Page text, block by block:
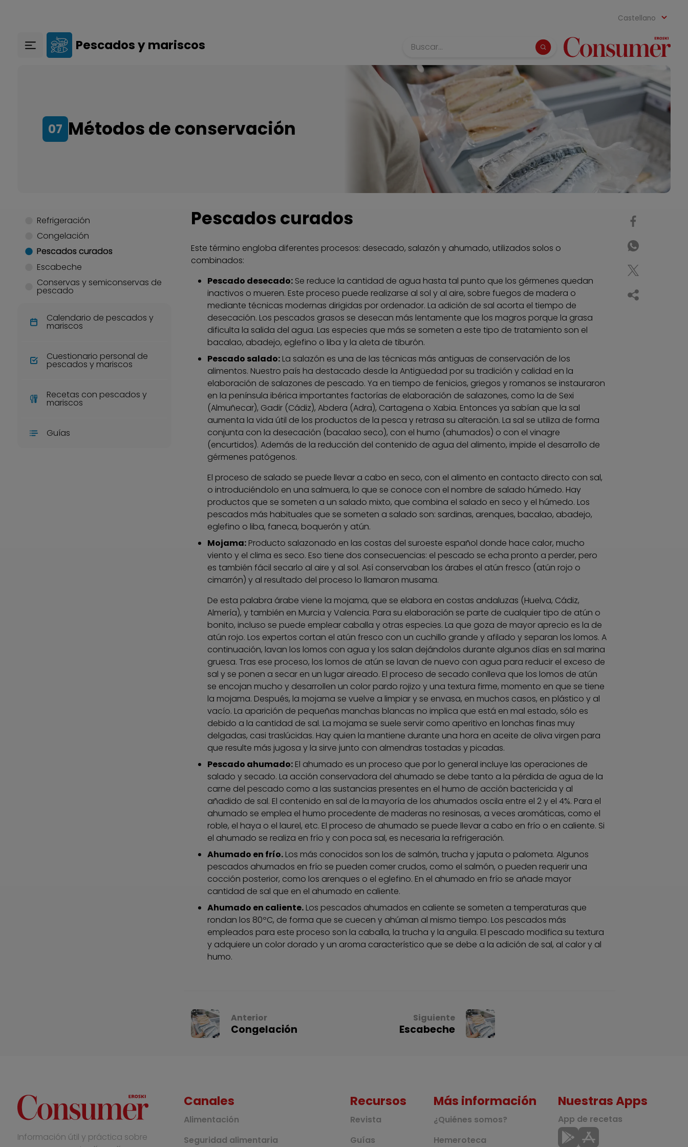
Castellano
Pescados y mariscos Búsqueda
07 Métodos de conservación
Refrigeración
Congelación
Pescados curados
Escabeche
Conservas y semiconservas de
pescado
Calendario de pescados y
mariscos
Cuestionario personal de
pescados y mariscos
Recetas con pescados y
mariscos
Guías
Pescados curados
Este término engloba diferentes procesos: desecado, salazón y ahumado, utilizados solos o
combinados:
Pescado desecado: Se reduce la cantidad de agua hasta tal punto que los gérmenes quedan
inactivos o mueren. Este proceso puede realizarse al sol y al aire, sobre fuegos de madera o
mediante técnicas modernas dirigidas por ordenador. La adición de sal acorta el tiempo de
desecación. Los pescados grasos se desecan más lentamente que los magros porque la grasa
dificulta la salida del agua. Las especies que más se someten a este tipo de tratamiento son el
bacalao, abadejo, eglefino o liba y la aleta de tiburón.
Pescado salado: La salazón es una de las técnicas más antiguas de conservación de los
alimentos. Nuestro país ha destacado desde la Antigüedad por su tradición y calidad en la
elaboración de salazones de pescado. Ya en tiempo de fenicios, griegos y romanos se instauraron
en la península ibérica importantes factorías de elaboración de salazones, como la de Sexi
(Almuñecar), Gadir (Cádiz), Abdera (Adra), Cartagena o Xabia. Entonces ya sabían que la sal
aumenta la vida útil de los productos de la pesca y retrasa su alteración. La sal se utiliza de forma
conjunta con la desecación (bacalao seco), con el humo (ahumados) o con el vinagre
(encurtidos). Además de la reducción del contenido de agua del alimento, impide el desarrollo de
gérmenes patógenos.
El proceso de salado se puede llevar a cabo en seco, con el alimento en contacto directo con sal,
o introduciéndolo en una salmuera, lo que se conoce con el nombre de salado húmedo. Hay
productos que se someten a un salado mixto, que combina el salado en seco y el húmedo. Los
pescados más habituales que se someten a salado son: sardinas, arenques, bacalao, abadejo,
eglefino o liba, faneca, boquerón y atún.
Mojama: Producto salazonado en las costas del suroeste español donde hace calor, mucho
viento y el clima es seco. Eso tiene dos consecuencias: el pescado se echa pronto a perder, pero
es también fácil secarlo al aire y al sol. Así conservaban los árabes el atún fresco (atún rojo o
cimarrón) y al resultado del proceso lo llamaron musama.
De esta palabra árabe viene la mojama, que se elabora en costas andaluzas (Huelva, Cádiz,
Almería), y también en Murcia y Valencia. Para su elaboración se parte de cualquier tipo de atún o
bonito, incluso se puede emplear caballa y otras especies. La que goza de mayor aprecio es la de
atún rojo. Los expertos cortan el atún fresco con un cuchillo grande y afilado y separan los lomos. A
continuación, lavan los lomos con agua y los salan dejándolos durante algunos días en sal marina
gruesa. Tras ese proceso, los lomos de atún se lavan de nuevo con agua para reducir el exceso de
sal y se ponen a secar en un lugar aireado. El proceso de secado conlleva que los lomos de atún
se encojan mucho y desarrollen un color pardo rojizo y una textura firme, momento en que se tiene
la mojama. Después, la mojama se vuelve a limpiar y se envasa, en muchos casos, en plástico y al
vacío. La aparición de pequeñas manchas blancas no implica que está en mal estado, sólo es
debido a la cantidad de sal. La mojama se suele servir como aperitivo en lonchas finas muy
delgadas, casi traslúcidas. Hay quien la mantiene durante una hora en aceite de oliva virgen para
que resulte más jugosa y la sirve junto con almendras tostadas y picadas.
Pescado ahumado: El ahumado es un proceso que por lo general incluye las operaciones de
salado y secado. La acción conservadora del ahumado se debe tanto a la pérdida de agua de la
carne del pescado como a las sustancias presentes en el humo de acción bactericida y al
añadido de sal. El contenido en sal de la mayoría de los ahumados oscila entre el 2 y el 4%. Para el
ahumado se emplea el humo procedente de maderas no resinosas, a veces aromáticas, como el
roble, el haya o el laurel, etc. El proceso de ahumado se puede llevar a cabo en frío o en caliente. Si
el ahumado se realiza en frío y con poca sal, es necesaria la refrigeración.
Ahumado en frío. Los más conocidos son los de salmón, trucha y japuta o palometa. Algunos
pescados ahumados en frío se pueden comer crudos, como el salmón, o pueden requerir una
cocción posterior, como los arenques o el eglefino. En el ahumado en frío se añade mayor
cantidad de sal que en el ahumado en caliente.
Ahumado en caliente. Los pescados ahumados en caliente se someten a temperaturas que
rondan los 80ºC, de forma que se cuecen y ahúman al mismo tiempo. Los pescados más
empleados para este proceso son la caballa, la trucha y la anguila. El pescado modifica su textura
y adquiere un color dorado y un aroma característico que se debe a la adición de sal, al calor y al
humo.
Anterior
Congelación
Siguiente
Escabeche
Información útil y práctica sobre
Canales
Alimentación
Seguridad alimentaria
Recursos
Revista
Guías
Más información
¿Quiénes somos?
Hemeroteca
Nuestras Apps
App de recetas